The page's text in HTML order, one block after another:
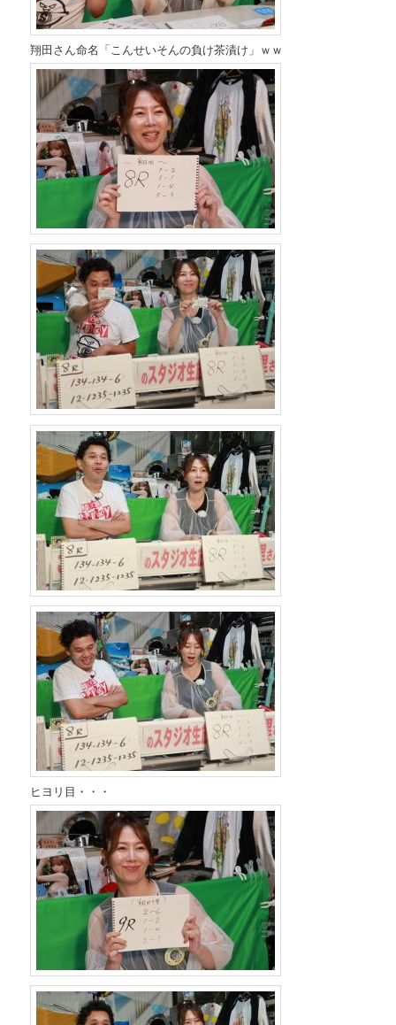
翔田さん命名「こんせいそんの負け茶漬け」ｗｗ
ヒヨリ目・・・